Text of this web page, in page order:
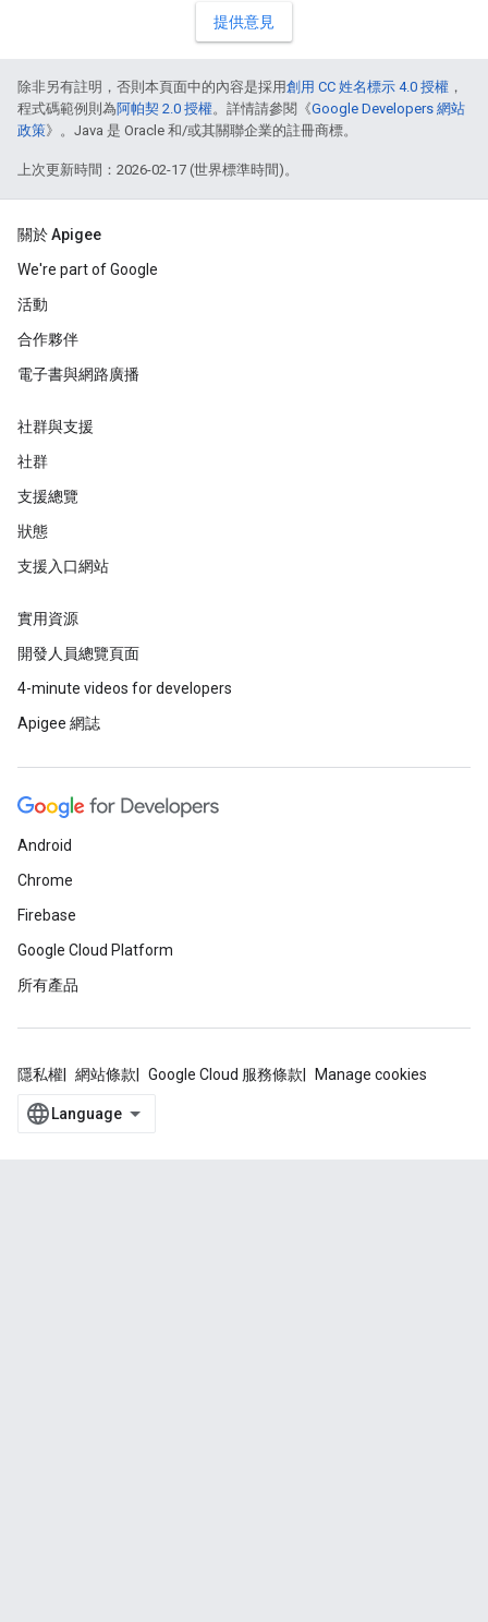
提供意見
除非另有註明，否則本頁面中的內容是採用創用 CC 姓名標示 4.0 授權 ，
程式碼範例則為阿帕契 2.0 授權。詳情請參閱《Google Developers 網站
政策》。Java 是 Oracle 和/或其關聯企業的註冊商標。
上次更新時間：2026-02-17 (世界標準時間)。
關於 Apigee
We're part of Google
活動
合作夥伴
電子書與網路廣播
社群與支援
社群
支援總覽
狀態
支援入口網站
實用資源
開發人員總覽頁面
4-minute videos for developers
Apigee 網誌
Android
Chrome
Firebase
Google Cloud Platform
所有產品
隱私權 網站條款 Google Cloud 服務條款 Manage cookies